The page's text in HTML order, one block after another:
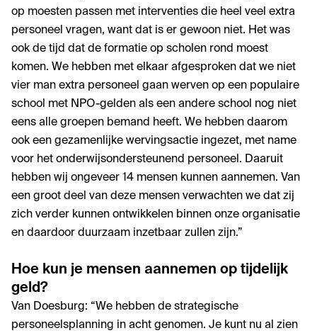
op moesten passen met interventies die heel veel extra
personeel vragen, want dat is er gewoon niet. Het was
ook de tijd dat de formatie op scholen rond moest
komen. We hebben met elkaar afgesproken dat we niet
vier man extra personeel gaan werven op een populaire
school met NPO-gelden als een andere school nog niet
eens alle groepen bemand heeft. We hebben daarom
ook een gezamenlijke wervingsactie ingezet, met name
voor het onderwijsondersteunend personeel. Daaruit
hebben wij ongeveer 14 mensen kunnen aannemen. Van
een groot deel van deze mensen verwachten we dat zij
zich verder kunnen ontwikkelen binnen onze organisatie
en daardoor duurzaam inzetbaar zullen zijn.”
Hoe kun je mensen aannemen op tijdelijk
geld?
Van Doesburg: “We hebben de strategische
personeelsplanning in acht genomen. Je kunt nu al zien